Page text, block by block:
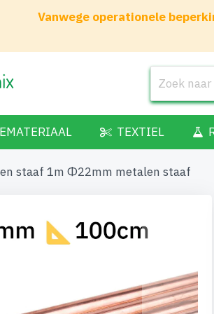
Vanwege operationele
TEXTIEL
staaf 1m Φ22mm metalen staaf